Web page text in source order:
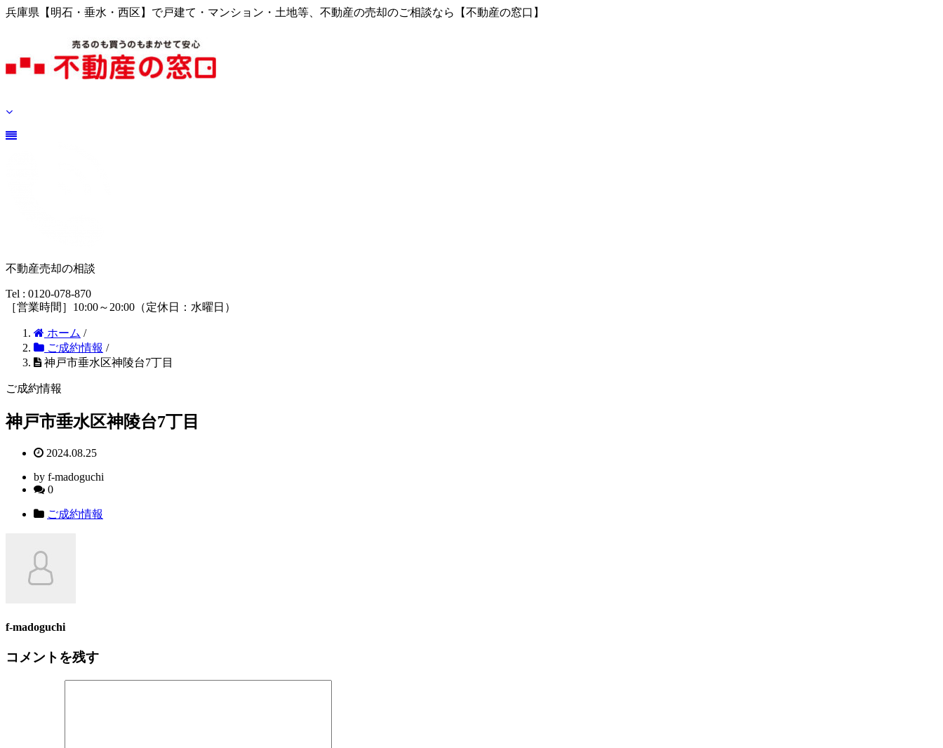
兵庫県【明石・垂水・西区】で戸建て・マンション・土地等、不動産の売却のご相談なら【不動産の窓口】
不動産売却の相談
Tel : 0120-078-870
［営業時間］10:00～20:00（定休日：水曜日）
ホーム /
ご成約情報 /
神戸市垂水区神陵台7丁目
ご成約情報
神戸市垂水区神陵台7丁目
2024.08.25
by f-madoguchi
0
ご成約情報
f-madoguchi
コメントを残す